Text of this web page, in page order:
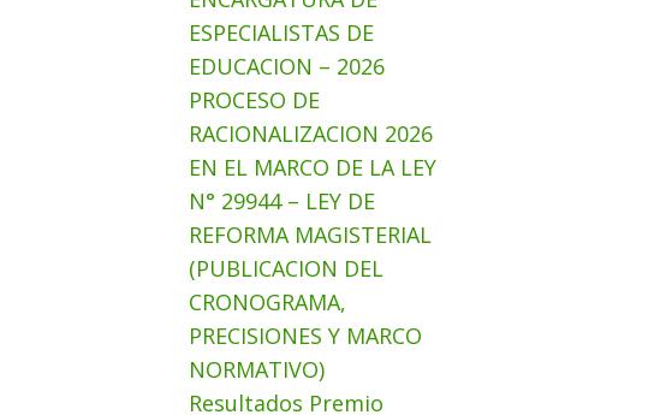
ESPECIALISTAS DE
EDUCACION – 2026
PROCESO DE
RACIONALIZACION 2026
EN EL MARCO DE LA LEY
N° 29944 – LEY DE
REFORMA MAGISTERIAL
(PUBLICACION DEL
CRONOGRAMA,
PRECISIONES Y MARCO
NORMATIVO)
Resultados Premio